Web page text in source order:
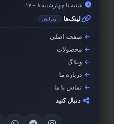
شنبه تا چهارشنبه ۸ – ۱۷
لینک‌ها ویرایش
صفحه اصلی
محصولات
وبلاگ
درباره ما
تماس با ما
دنبال کنید